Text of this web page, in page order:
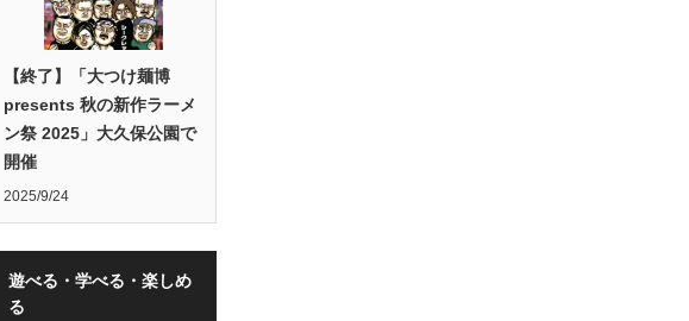
【終了】「大つけ麺博
presents 秋の新作ラーメ
ン祭 2025」大久保公園で
開催
2025/9/24
遊べる・学べる・楽しめ
る